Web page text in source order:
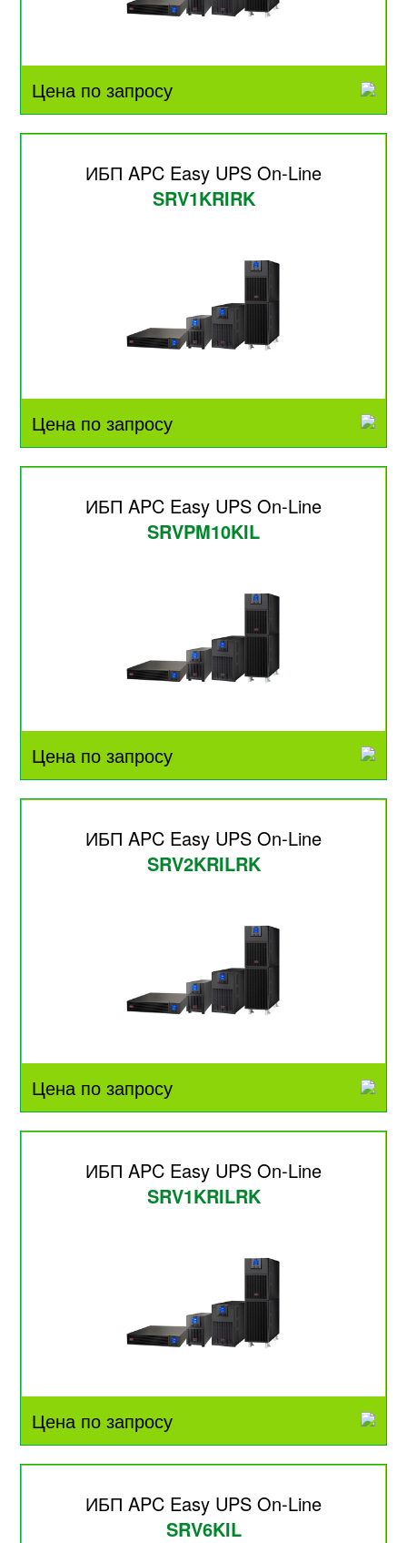
Цена по запросу
ИБП APC Easy UPS On-Line
SRV1KRIRK
Цена по запросу
ИБП APC Easy UPS On-Line
SRVPM10KIL
Цена по запросу
ИБП APC Easy UPS On-Line
SRV2KRILRK
Цена по запросу
ИБП APC Easy UPS On-Line
SRV1KRILRK
Цена по запросу
ИБП APC Easy UPS On-Line
SRV6KIL